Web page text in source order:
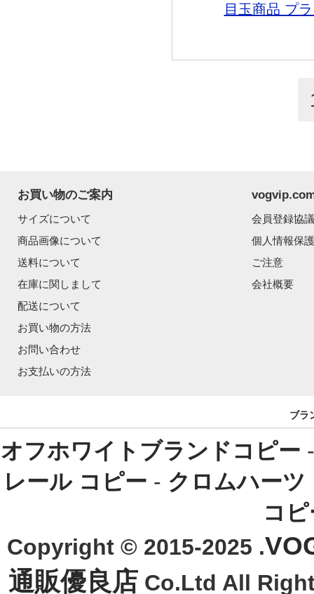
目玉商品 プ
お買い物のご案内
サイズについて
商品画像について
送料について
在庫に関しまして
配送について
お買い物の方法
お問い合わせ
お支払いの方法
会員登録協
個人情報保
ご注意
会社概要
ブラ
オフホワイトブランドコピー
レール コピー - クロムハーツ
コ
Copyright © 2015-2025 .
通販優良店 Co.Ltd All